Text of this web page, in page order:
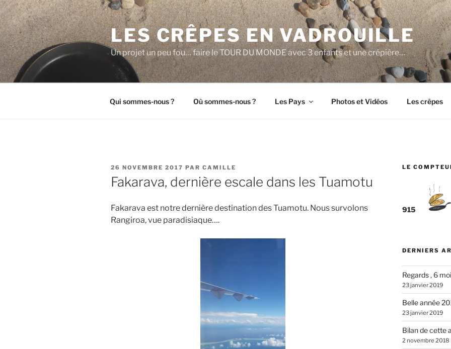
Aller
au
contenu
principal
LES CRÊPES EN VADROUILLE
Un projet un peu fou… faire le TOUR DU MONDE avec 3 enfants et une crêpière…
Qui sommes-nous ? Où sommes-nous ? Les Pays Photos et Vidéos Les crêpes
PUBLIÉ
LE
26 NOVEMBRE 2017 PAR CAMILLE
Fakarava, dernière escale dans les Tuamotu
Fakarava est notre dernière destination des Tuamotu. Nous survolons
Rangiroa, vue paradisiaque….
LE
915
DERNIERS
Regards , 6
23 janvier 2019
Belle année
23 janvier 2019
Bilan de cette
2 novembre 2018